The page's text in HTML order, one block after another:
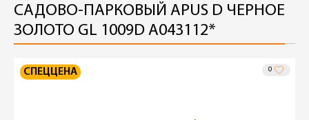
САДОВО-ПАРКОВЫЙ APUS D ЧЕРНОЕ
ЗОЛОТО GL 1009D A043112*
0
СПЕЦЦЕНА